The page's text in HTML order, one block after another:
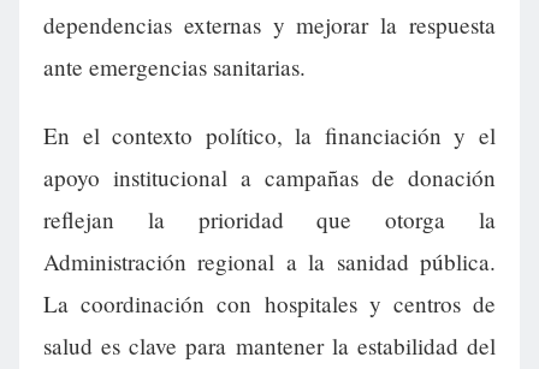
dependencias externas y mejorar la respuesta
ante emergencias sanitarias.
En el contexto político, la financiación y el
apoyo institucional a campañas de donación
reflejan la prioridad que otorga la
Administración regional a la sanidad pública.
La coordinación con hospitales y centros de
salud es clave para mantener la estabilidad del